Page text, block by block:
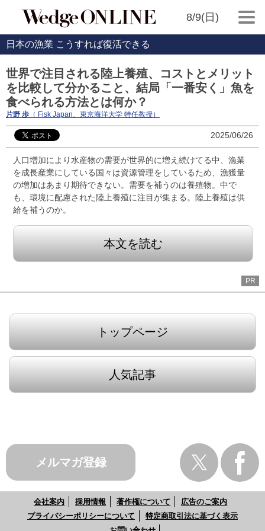
8/9(日)
日本の漁業 こうすれば復活できる
世界で注目される陸上養殖、コストとメリット
を比較して分かること、結局「一番安く」魚を
食べられる方法とは何か？
片野 歩 （ Fisk Japan、東京海洋大学 特任教授）
2025/06/26
人口増加により水産物の需要が世界的に増え続けてる中、漁業
を成長産業にしている国々は資源管理をしているため、漁獲量
の増加はあまり期待できない。需要を補うのは養殖物。中で
も、環境に配慮された陸上養殖に注目が集まる。陸上養殖は供
給を補うのか。
本文を読む
PR
トップページ
人気記事
メルマガ登録
会社案内 採用情報 著作権について
広告のご案内
プライバシーポリシーについて
特定商取引法に基づく表示